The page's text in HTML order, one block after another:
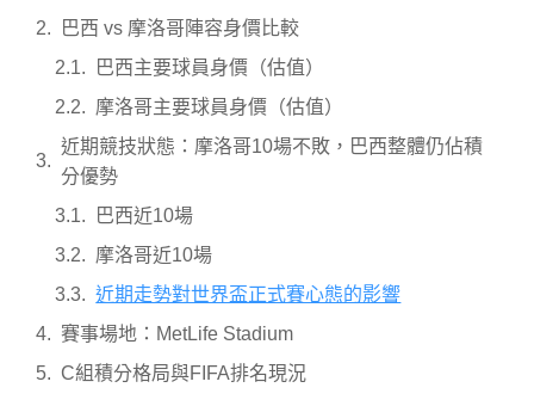
巴西 vs 摩洛哥陣容身價比較
巴西主要球員身價（估值）
摩洛哥主要球員身價（估值）
近期競技狀態：摩洛哥10場不敗，巴西整體仍佔積
分優勢
巴西近10場
摩洛哥近10場
近期走勢對世界盃正式賽心態的影響
賽事場地：MetLife Stadium
C組積分格局與FIFA排名現況